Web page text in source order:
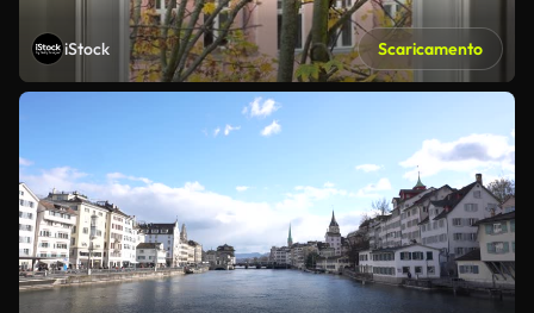
iStock Scaricamento